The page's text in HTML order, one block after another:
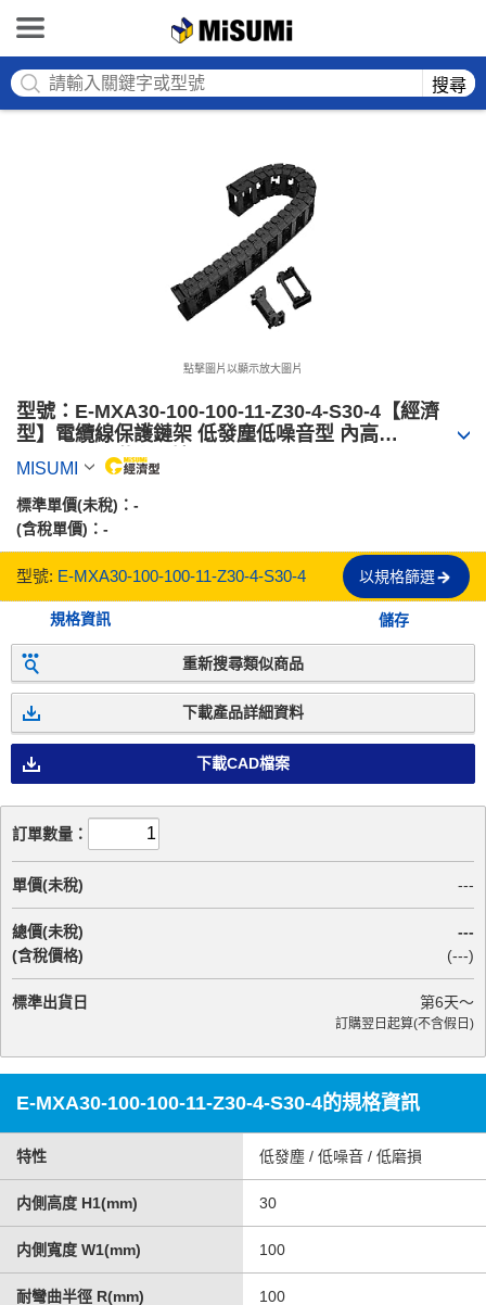
搜尋
點擊圖片以顯示放大圖片
型號：E-MXA30-100-100-11-Z30-4-S30-4【經濟
型】電纜線保護鏈架 低發塵低噪音型 內高
30mm（可附分隔片）
MISUMI
標準單價(未稅)： -
(含稅單價)： -
型號: E-MXA30-100-100-11-Z30-4-S30-4 以規格篩選
規格資訊 儲存
重新搜尋類似商品
下載產品詳細資料
下載CAD檔案
訂單數量：
單價(未稅) ---
總價(未稅)
(含稅價格)
---
(---)
標準出貨日 第6天～
訂購翌日起算(不含假日)
E-MXA30-100-100-11-Z30-4-S30-4的規格資訊
特性 低發塵 / 低噪音 / 低磨損
内側高度 H1(mm) 30
内側寬度 W1(mm) 100
耐彎曲半徑 R(mm) 100